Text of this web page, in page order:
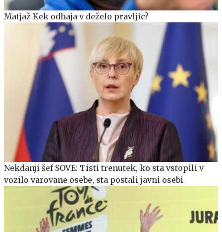
Matjaž Kek odhaja v deželo pravljic?
Nekdanji šef SOVE: Tisti trenutek, ko sta vstopili v
vozilo varovane osebe, sta postali javni osebi